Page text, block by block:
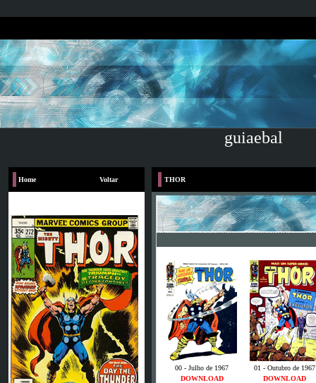
guiaebal
Home Voltar THOR
00 - Julho de 1967
01 - Outubro de 1967
DOWNLOAD
DOWNLOAD